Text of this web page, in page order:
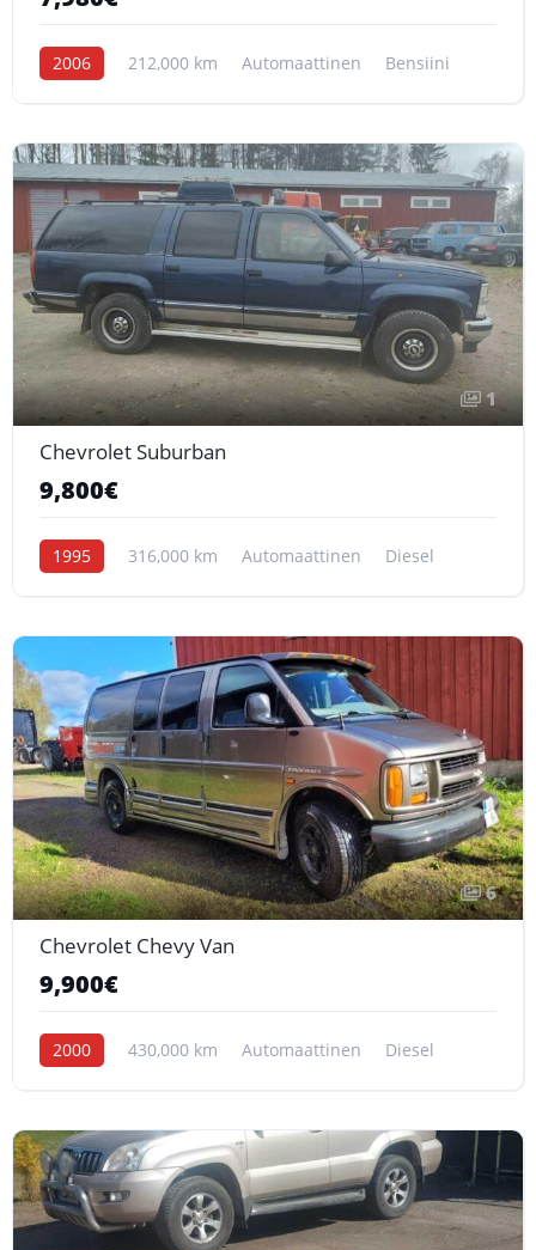
2006 212,000 km Automaattinen Bensiini
1
Chevrolet Suburban
9,800€
1995 316,000 km Automaattinen Diesel
6
Chevrolet Chevy Van
9,900€
2000 430,000 km Automaattinen Diesel